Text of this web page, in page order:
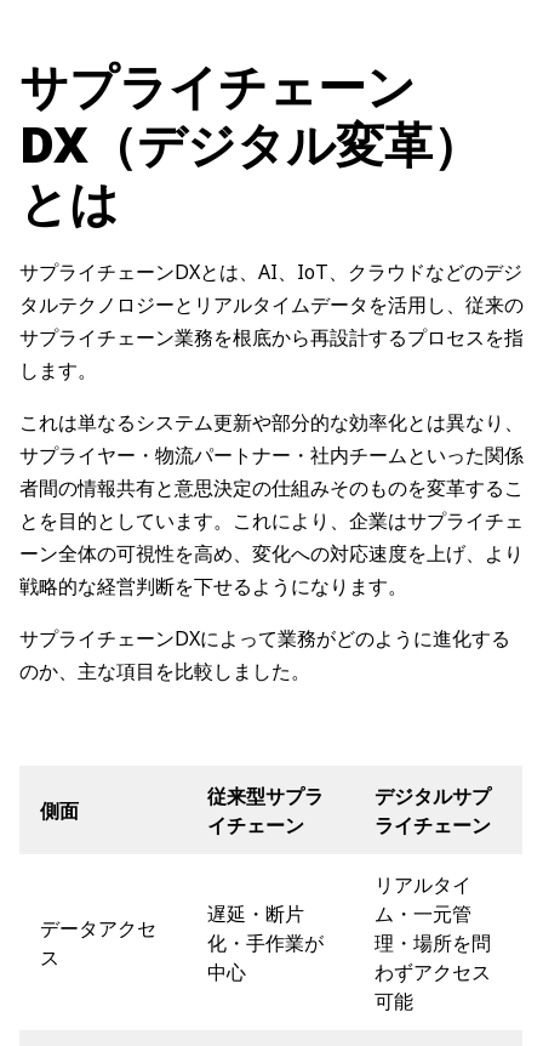
サプライチェーン
DX（デジタル変革）
とは
サプライチェーンDXとは、AI、IoT、クラウドなどのデジ
タルテクノロジーとリアルタイムデータを活用し、従来の
サプライチェーン業務を根底から再設計するプロセスを指
します。
これは単なるシステム更新や部分的な効率化とは異なり、
サプライヤー・物流パートナー・社内チームといった関係
者間の情報共有と意思決定の仕組みそのものを変革するこ
とを目的としています。これにより、企業はサプライチェ
ーン全体の可視性を高め、変化への対応速度を上げ、より
戦略的な経営判断を下せるようになります。
サプライチェーンDXによって業務がどのように進化する
のか、主な項目を比較しました。
側面
従来型サプラ
イチェーン
デジタルサプ
ライチェーン
データアクセ
ス
遅延・断片
化・手作業が
中心
リアルタイ
ム・一元管
理・場所を問
わずアクセス
可能